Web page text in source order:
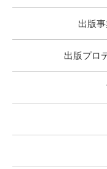
出版
出版プロ